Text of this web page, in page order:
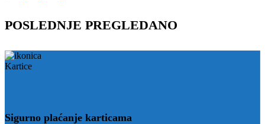
POSLEDNJE PREGLEDANO
Sigurno plaćanje karticama